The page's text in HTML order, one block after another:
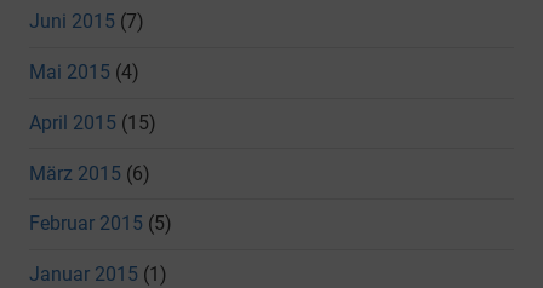
Juni 2015 (7)
Mai 2015 (4)
April 2015 (15)
März 2015 (6)
Februar 2015 (5)
Januar 2015 (1)